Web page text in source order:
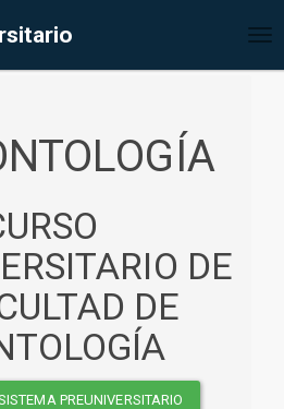
DE
DE
PREUNIVERSITARIO